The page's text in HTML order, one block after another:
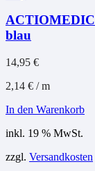
ACTIOMEDIC
blau
14,95 €
2,14 € /m
In den Warenkorb
inkl. 19 % MwSt.
zzgl. Versandkosten